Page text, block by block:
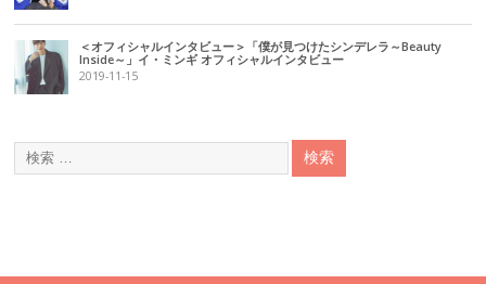
＜オフィシャルインタビュー＞「僕が見つけたシンデレラ～Beauty
Inside～」イ・ミンギ オフィシャルインタビュー
2019-11-15